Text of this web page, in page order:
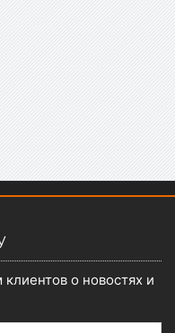
о новостях и